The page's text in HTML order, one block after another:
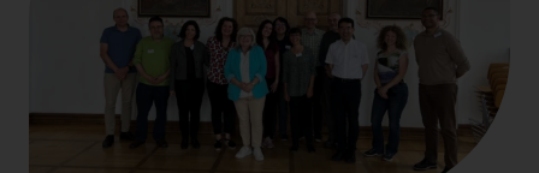
Hochschule
STUDIENINTERESSIERTE